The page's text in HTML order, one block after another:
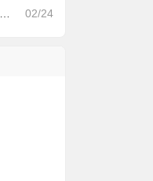
02/24